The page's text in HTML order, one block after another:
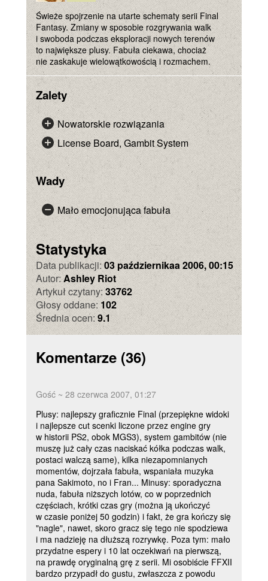
Świeże spojrzenie na utarte schematy serii Final
Fantasy. Zmiany w sposobie rozgrywania walk
i swoboda podczas eksploracji nowych terenów
to największe plusy. Fabuła ciekawa, chociaż
nie zaskakuje wielowątkowością i rozmachem.
Zalety
Nowatorskie rozwiązania
License Board, Gambit System
Wady
Mało emocjonująca fabuła
Statystyka
Data publikacji:03 październikaa 2006, 00:15
Autor:Ashley Riot
Artykuł czytany:33762
Głosy oddane:102
Średnia ocen:9.1
Komentarze (36)
Gość ~ 28 czerwca 2007, 01:27
Plusy: najlepszy graficznie Final (przepiękne widoki
i najlepsze cut scenki liczone przez engine gry
w historii PS2, obok MGS3), system gambitów (nie
muszę już cały czas naciskać kółka podczas walk,
postaci walczą same), kilka niezapomnianych
momentów, dojrzała fabuła, wspaniała muzyka
pana Sakimoto, no i Fran... Minusy: sporadyczna
nuda, fabuła niższych lotów, co w poprzednich
częściach, krótki czas gry (można ją ukończyć
w czasie poniżej 50 godzin) i fakt, że gra kończy się
"nagle", nawet, skoro gracz się tego nie spodziewa
i ma nadzieję na dłuższą rozrywkę. Poza tym: mało
przydatne espery i 10 lat oczekiwań na pierwszą,
na prawdę oryginalną grę z serii. Mi osobiście FFXII
bardzo przypadł do gustu, zwłaszcza z powodu